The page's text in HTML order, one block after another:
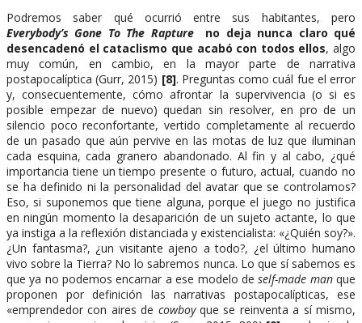
Podremos saber qué ocurrió entre sus habitantes, pero
Everybody’s Gone To The Rapture
no deja nunca claro qué
desencadenó el cataclismo que acabó con todos ellos, algo
muy común, en cambio, en la mayor parte de narrativa
postapocalíptica (Gurr, 2015) [8]. Preguntas como cuál fue el error
y, consecuentemente, cómo afrontar la supervivencia (o si es
posible empezar de nuevo) quedan sin resolver, en pro de un
silencio poco reconfortante, vertido completamente al recuerdo
de un pasado que aún pervive en las motas de luz que iluminan
cada esquina, cada granero abandonado. Al fin y al cabo, ¿qué
importancia tiene un tiempo presente o futuro, actual, cuando no
se ha definido ni la personalidad del avatar que se controlamos?
Eso, si suponemos que tiene alguna, porque el juego no justifica
en ningún momento la desaparición de un sujeto actante, lo que
ya instiga a la reflexión distanciada y existencialista: «¿Quién soy?».
¿Un fantasma?, ¿un visitante ajeno a todo?, ¿el último humano
vivo sobre la Tierra? No lo sabremos nunca. Lo que sí sabemos es
que ya no podemos encarnar a ese modelo deself-made manque
proponen por definición las narrativas postapocalípticas, ese
«emprendedor con aires de cowboyque se reinventa a sí mismo,